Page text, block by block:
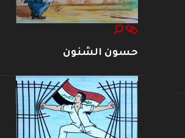
حسون الشنون